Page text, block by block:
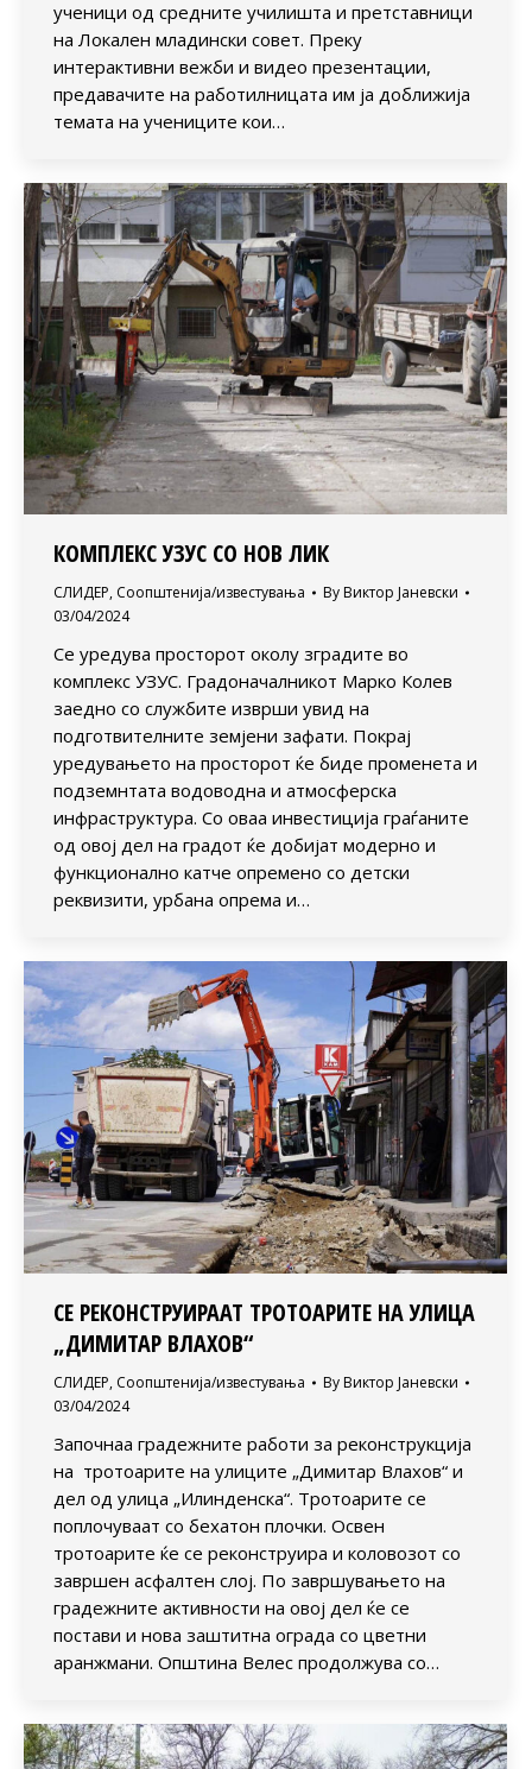
ученици од средните училишта и претставници
на Локален младински совет. Преку
интерактивни вежби и видео презентации,
предавачите на работилницата им ја доближија
темата на учениците кои…
КОМПЛЕКС УЗУС СО НОВ ЛИК
СЛИДЕР, Соопштенија/известувања By Виктор Јаневски
03/04/2024
Се уредува просторот околу зградите во
комплекс УЗУС. Градоначалникот Марко Колев
заедно со службите изврши увид на
подготвителните земјени зафати. Покрај
уредувањето на просторот ќе биде променета и
подземнтата водоводна и атмосферска
инфраструктура. Со оваа инвестиција граѓаните
од овој дел на градот ќе добијат модерно и
функционално катче опремено со детски
реквизити, урбана опрема и…
СЕ РЕКОНСТРУИРААТ ТРОТОАРИТЕ НА УЛИЦА
„ДИМИТАР ВЛАХОВ“
СЛИДЕР, Соопштенија/известувања By Виктор Јаневски
03/04/2024
Започнаа градежните работи за реконструкција
на тротоарите на улиците „Димитар Влахов“ и
дел од улица „Илинденска“. Тротоарите се
поплочуваат со бехатон плочки. Освен
тротоарите ќе се реконструира и коловозот со
завршен асфалтен слој. По завршувањето на
градежните активности на овој дел ќе се
постави и нова заштитна ограда со цветни
аранжмани. Општина Велес продолжува со…